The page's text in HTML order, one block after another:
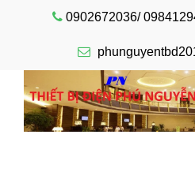
0902672036/